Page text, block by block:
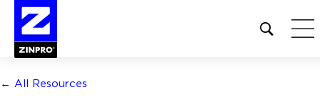
Open
site
← All Resources